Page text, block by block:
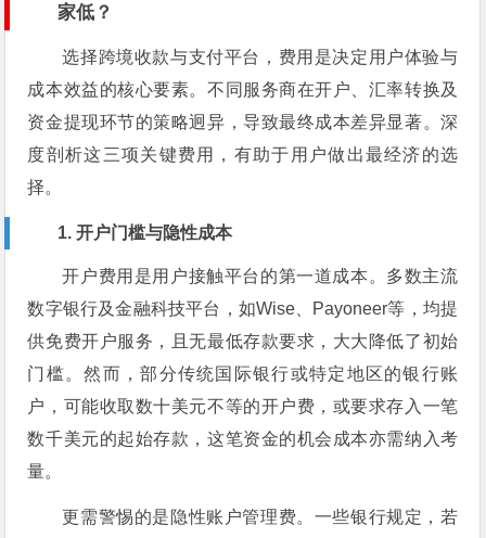
家低？
选择跨境收款与支付平台，费用是决定用户体验与
成本效益的核心要素。不同服务商在开户、汇率转换及
资金提现环节的策略迥异，导致最终成本差异显著。深
度剖析这三项关键费用，有助于用户做出最经济的选
择。
1. 开户门槛与隐性成本
开户费用是用户接触平台的第一道成本。多数主流
数字银行及金融科技平台，如Wise、Payoneer等，均提
供免费开户服务，且无最低存款要求，大大降低了初始
门槛。然而，部分传统国际银行或特定地区的银行账
户，可能收取数十美元不等的开户费，或要求存入一笔
数千美元的起始存款，这笔资金的机会成本亦需纳入考
量。
更需警惕的是隐性账户管理费。一些银行规定，若